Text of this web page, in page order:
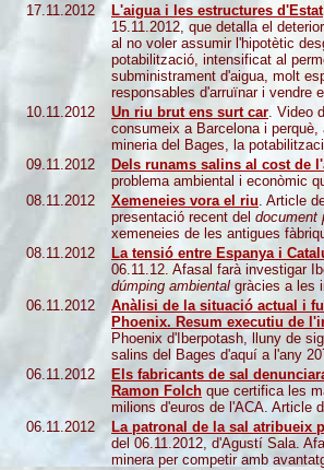
17.11.2012
L'aigua i les estructures d'Estat
15.11.2012, que detalla el
al no voler assumir l'hipotètic
potabilització, intensificat al
subministrament d'aigua, molt
responsables d'arruïnar i vendre
10.11.2012
Un riu brut ens surt car. Video
consumeix a Barcelona i
mineria del Bages, la
09.11.2012
Dels runams salins al cost de
problema ambiental i econòmic
08.11.2012
Xemeneies vora el riu. Article
presentació recent del document
xemeneies de les antigues
08.11.2012
La tensió entre Espanya i
06.11.12. Afasal farà investigar
dúmping ambiental gràcies a les
06.11.2012
Anàlisi de la situació actual i
Phoenix. Resum executiu de
Phoenix d'Iberpotash, lluny de
salins del Bages d'aquí a l'any
06.11.2012
Els fabricants de sal
Ramon Folch que certifica les
milions d'euros de l'ACA. Article
06.11.2012
La patronal de la sal atribueix
del 06.11.2012, d'Agustí Sala.
minera per competir amb